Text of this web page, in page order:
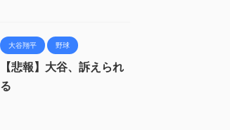
大谷翔平 野球
【悲報】大谷、訴えられ
る